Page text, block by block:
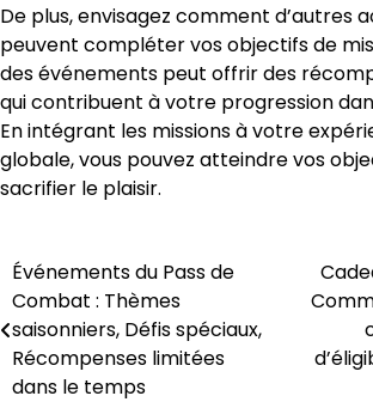
De plus, envisagez comment d’autres
peuvent compléter vos objectifs de
des événements peut offrir des
qui contribuent à votre progression
En intégrant les missions à votre
globale, vous pouvez atteindre vos
sacrifier le plaisir.
Post
navigation
Événements du Pass de
Combat : Thèmes
saisonniers, Défis spéciaux,
Récompenses limitées
dans le temps